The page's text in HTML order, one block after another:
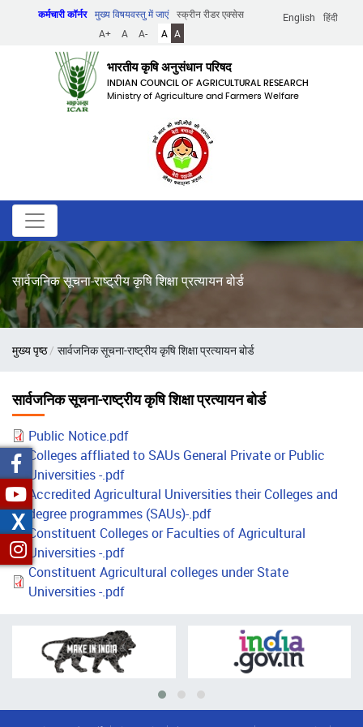
English हिंदी
कर्मचारी कॉर्नर मुख्य विषयवस्तु में जाएं
स्क्रीन रीडर एक्सेस
A+
A A- A A
भारतीय कृषि अनुसंधान परिषद
INDIAN COUNCIL OF AGRICULTURAL RESEARCH
Ministry of Agriculture and Farmers Welfare
सार्वजनिक सूचना-राष्ट्रीय कृषि शिक्षा प्रत्यायन बोर्ड
पग
मुख्य पृष्ठ सार्वजनिक सूचना-राष्ट्रीय कृषि शिक्षा प्रत्यायन बोर्ड
सार्वजनिक सूचना-राष्ट्रीय कृषि शिक्षा प्रत्यायन बोर्ड
Public Notice.pdf
Colleges affliated to SAUs General Private or Public
Universities -.pdf
Accredited Agricultural Universities their Colleges and
degree programmes (SAUs)-.pdf
Constituent Colleges or Faculties of Agricultural
Universities -.pdf
Constituent Agricultural colleges under State
Universities -.pdf
X